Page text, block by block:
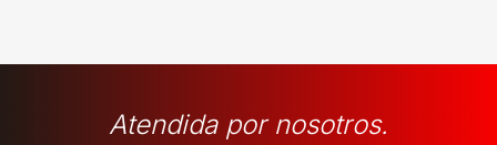
Atendida por nosotros.